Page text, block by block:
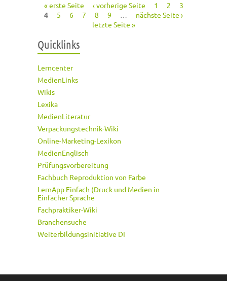
Seiten
« erste Seite ‹ vorherige Seite 1 2
3
4
5 6 7 8 9 …
nächste Seite ›
letzte Seite »
Quicklinks
Lerncenter
MedienLinks
Wikis
Lexika
MedienLiteratur
Verpackungstechnik-Wiki
Online-Marketing-Lexikon
MedienEnglisch
Prüfungsvorbereitung
Fachbuch Reproduktion von Farbe
LernApp Einfach (Druck und Medien in
Einfacher Sprache
Fachpraktiker-Wiki
Branchensuche
Weiterbildungsinitiative DI